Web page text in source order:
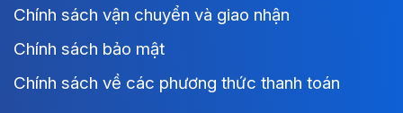
Chính sách vận chuyển và giao nhận
Chính sách bảo mật
Chính sách về các phương thức thanh toán